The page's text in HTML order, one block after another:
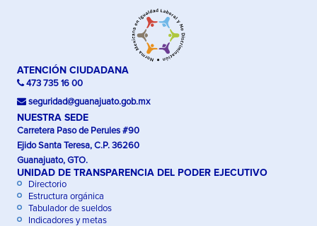
ATENCIÓN CIUDADANA
473 735 16 00
seguridad@guanajuato.gob.mx
NUESTRA SEDE
Carretera Paso de Perules #90
Ejido Santa Teresa, C.P. 36260
Guanajuato, GTO.
UNIDAD DE TRANSPARENCIA DEL PODER EJECUTIVO
Directorio
Estructura orgánica
Tabulador de sueldos
Indicadores y metas